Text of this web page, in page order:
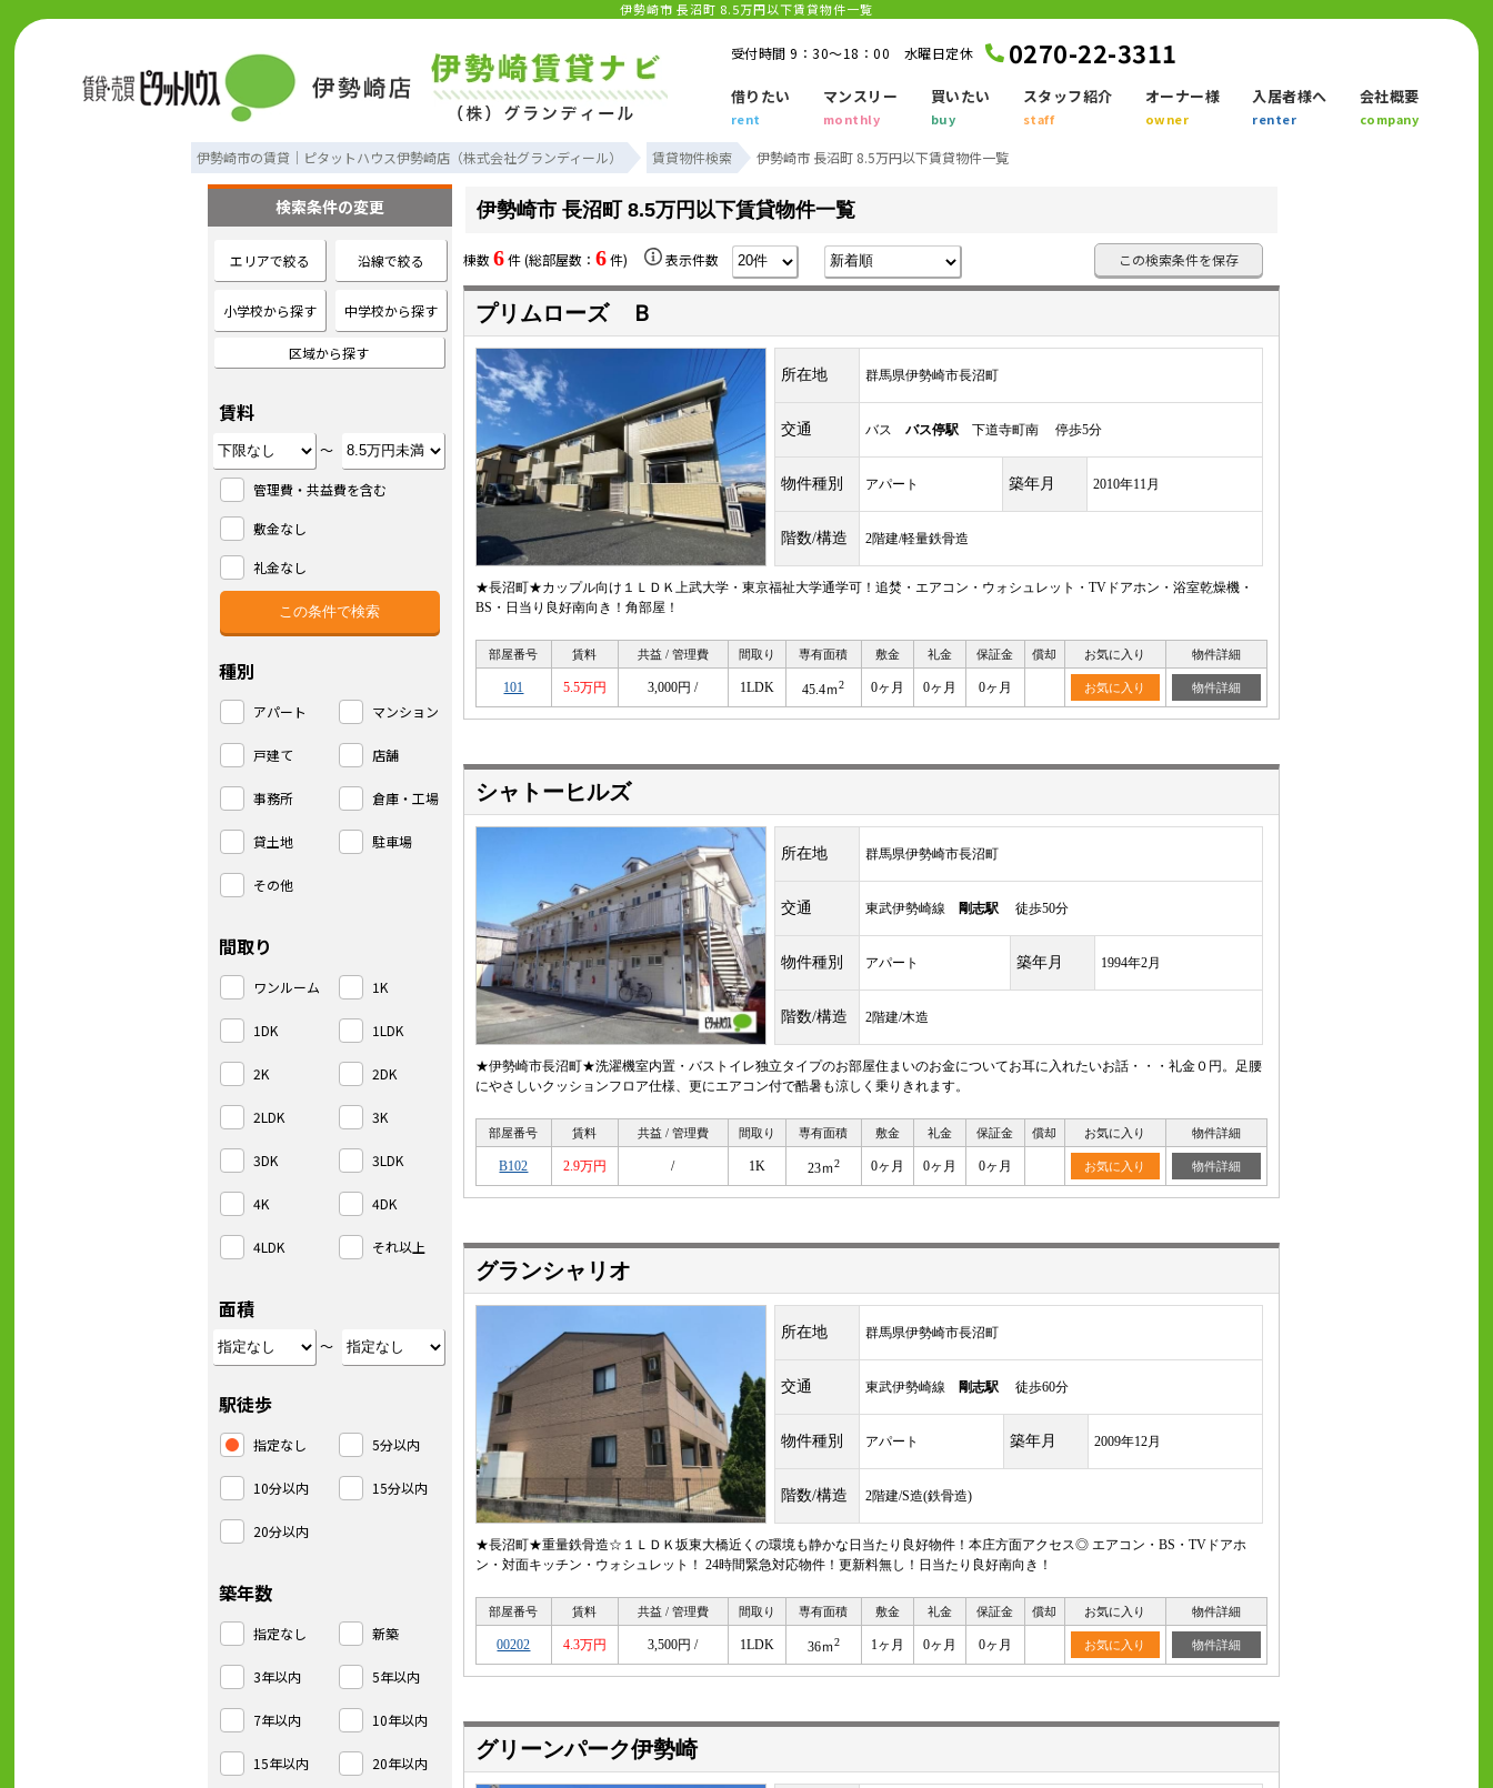
伊勢崎市 長沼町 8.5万円以下賃貸物件一覧
受付時間 9：30～18：00 水曜日定休 0270-22-3311
借りたい
rent
マンスリー
monthly
買いたい
buy
スタッフ紹介
staff
オーナー様
owner
入居者様へ
renter
会社概要
company
伊勢崎市の賃貸｜ピタットハウス伊勢崎店（株式会社グランディール） 賃貸物件検索 伊勢崎市 長沼町 8.5万円以下賃貸物件一覧
伊勢崎市 長沼町 8.5万円以下賃貸物件一覧
棟数6件 (総部屋数： 6件) 表示件数 この検索条件を保存
プリムローズ Ｂ
所在地 群馬県伊勢崎市長沼町
交通 バス バス停駅下道寺町南 停歩5分
物件種別 アパート 築年月 2010年11月
階数/構造 2階建/軽量鉄骨造
★長沼町★カップル向け１ＬＤＫ上武大学・東京福祉大学通学可！追焚・エアコン・ウォシュレット・TVドアホン・浴室乾燥機・
BS・日当り良好南向き！角部屋！
部屋番号 賃料 共益 / 管理費 間取り 専有面積 敷金 礼金 保証金 償却 お気に入り 物件詳細
101 5.5万円 3,000円 / 1LDK 45.4ｍ2 0ヶ月 0ヶ月 0ヶ月 お気に入り 物件詳細
シャトーヒルズ
所在地 群馬県伊勢崎市長沼町
交通 東武伊勢崎線 剛志駅徒歩50分
物件種別 アパート 築年月 1994年2月
階数/構造 2階建/木造
★伊勢崎市長沼町★洗濯機室内置・バストイレ独立タイプのお部屋住まいのお金についてお耳に入れたいお話・・・礼金０円。足腰
にやさしいクッションフロア仕様、更にエアコン付で酷暑も涼しく乗りきれます。
部屋番号 賃料 共益 / 管理費 間取り 専有面積 敷金 礼金 保証金 償却 お気に入り 物件詳細
B102 2.9万円 / 1K 23ｍ2 0ヶ月 0ヶ月 0ヶ月 お気に入り 物件詳細
グランシャリオ
所在地 群馬県伊勢崎市長沼町
交通 東武伊勢崎線 剛志駅徒歩60分
物件種別 アパート 築年月 2009年12月
階数/構造 2階建/S造(鉄骨造)
★長沼町★重量鉄骨造☆１ＬＤＫ坂東大橋近くの環境も静かな日当たり良好物件！本庄方面アクセス◎ エアコン・BS・TVドアホ
ン・対面キッチン・ウォシュレット！ 24時間緊急対応物件！更新料無し！日当たり良好南向き！
部屋番号 賃料 共益 / 管理費 間取り 専有面積 敷金 礼金 保証金 償却 お気に入り 物件詳細
00202 4.3万円 3,500円 / 1LDK 36ｍ2 1ヶ月 0ヶ月 0ヶ月 お気に入り 物件詳細
グリーンパーク伊勢崎
検索条件の変更
エリアで絞る 沿線で絞る
小学校から探す 中学校から探す
区域から探す
賃料
～
管理費・共益費を含む
敷金なし
礼金なし
種別
アパート マンション
戸建て 店舗
事務所 倉庫・工場
貸土地 駐車場
その他
間取り
ワンルーム 1K
1DK 1LDK
2K 2DK
2LDK 3K
3DK 3LDK
4K 4DK
4LDK それ以上
面積
～
駅徒歩
指定なし 5分以内
10分以内 15分以内
20分以内
築年数
指定なし 新築
3年以内 5年以内
7年以内 10年以内
15年以内 20年以内